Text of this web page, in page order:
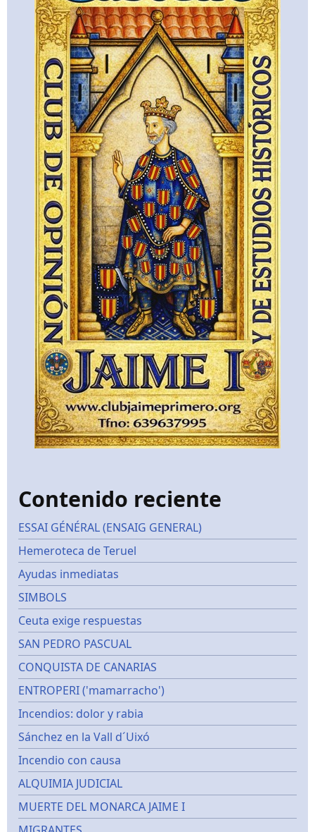
Contenido reciente
ESSAI GÉNÉRAL (ENSAIG GENERAL)
Hemeroteca de Teruel
Ayudas inmediatas
SIMBOLS
Ceuta exige respuestas
SAN PEDRO PASCUAL
CONQUISTA DE CANARIAS
ENTROPERI ('mamarracho')
Incendios: dolor y rabia
Sánchez en la Vall d´Uixó
Incendio con causa
ALQUIMIA JUDICIAL
MUERTE DEL MONARCA JAIME I